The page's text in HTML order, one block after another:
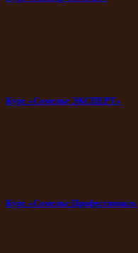
Курс «Сомелье ЭКСПЕРТ»
Курс «Сомелье Профессионал»